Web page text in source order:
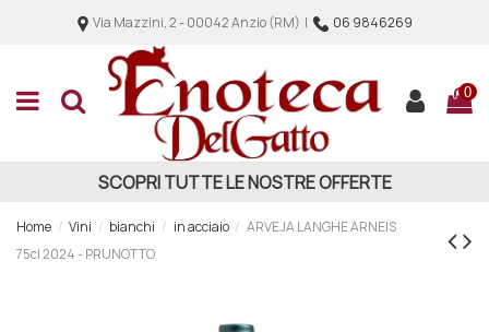
Via Mazzini, 2 - 00042 Anzio (RM) | 06 9846269
0
SCOPRI TUTTE LE NOSTRE OFFERTE
Home Vini bianchi in acciaio
ARVEJA LANGHE ARNEIS
75cl 2024 - PRUNOTTO